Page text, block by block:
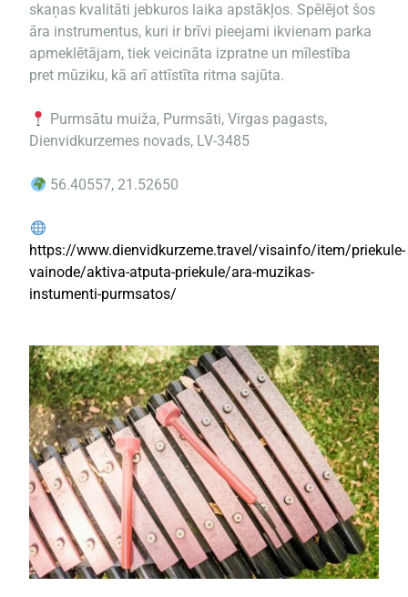
skaņas kvalitāti jebkuros laika apstākļos. Spēlējot šos
āra instrumentus, kuri ir brīvi pieejami ikvienam parka
apmeklētājam, tiek veicināta izpratne un mīlestība
pret mūziku, kā arī attīstīta ritma sajūta.
Purmsātu muiža, Purmsāti, Virgas pagasts,
Dienvidkurzemes novads, LV-3485
56.40557, 21.52650
https://www.dienvidkurzeme.travel/visainfo/item/priekule-
vainode/aktiva-atputa-priekule/ara-muzikas-
instumenti-purmsatos/